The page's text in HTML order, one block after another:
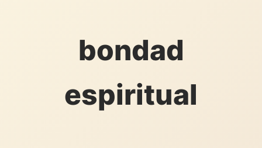
bondad
espiritual